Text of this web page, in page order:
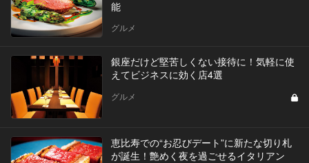
能
グルメ
銀座だけど堅苦しくない接待に！気軽に使
えてビジネスに効く店4選
グルメ
恵比寿での“お忍びデート”に新たな切り札
が誕生！艶めく夜を過ごせるイタリアン